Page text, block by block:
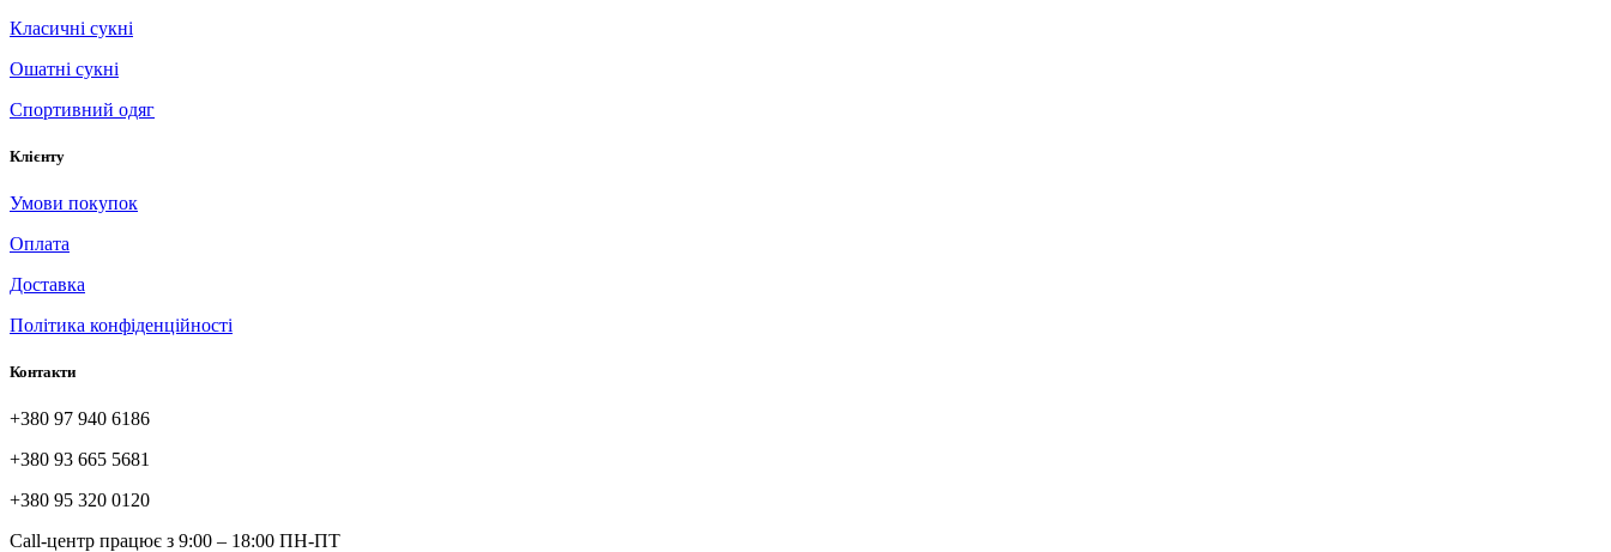
Класичні сукні
Ошатні сукні
Спортивний одяг
Клієнту
Умови покупок
Оплата
Доставка
Політика конфіденційності
Контакти
+380 97 940 6186
+380 93 665 5681
+380 95 320 0120
Call-центр працює з 9:00 – 18:00 ПН-ПТ